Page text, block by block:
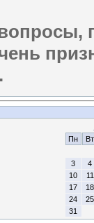
Пн
Вт
3
4
10
11
17
18
24
25
31